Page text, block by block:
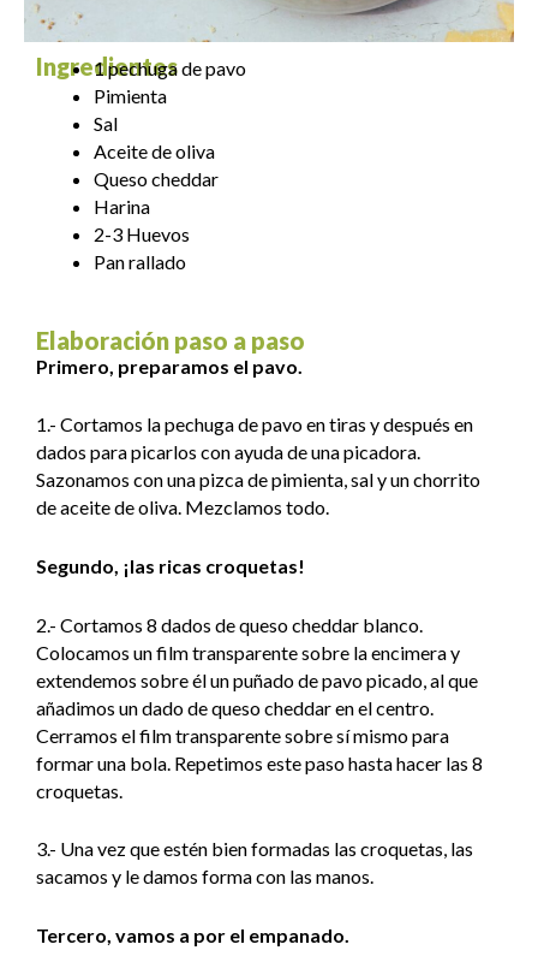
Ingredientes
1 pechuga de pavo
Pimienta
Sal
Aceite de oliva
Queso cheddar
Harina
2-3 Huevos
Pan rallado
Elaboración paso a paso
Primero, preparamos el pavo.
1.- Cortamos la pechuga de pavo en tiras y después en
dados para picarlos con ayuda de una picadora.
Sazonamos con una pizca de pimienta, sal y un chorrito
de aceite de oliva. Mezclamos todo.
Segundo, ¡las ricas croquetas!
2.- Cortamos 8 dados de queso cheddar blanco.
Colocamos un film transparente sobre la encimera y
extendemos sobre él un puñado de pavo picado, al que
añadimos un dado de queso cheddar en el centro.
Cerramos el film transparente sobre sí mismo para
formar una bola. Repetimos este paso hasta hacer las 8
croquetas.
3.- Una vez que estén bien formadas las croquetas, las
sacamos y le damos forma con las manos.
Tercero, vamos a por el empanado.